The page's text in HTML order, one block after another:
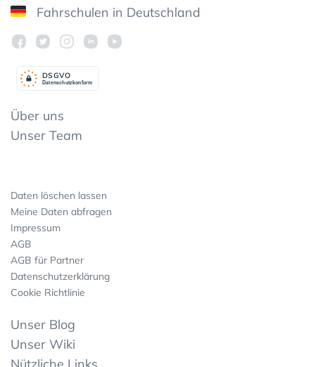
Fahrschulen in Deutschland
Datenschutzkonform
DSGVO
Über uns
Unser Team
Daten löschen lassen
Meine Daten abfragen
Impressum
AGB
AGB für Partner
Datenschutzerklärung
Cookie Richtlinie
Unser Blog
Unser Wiki